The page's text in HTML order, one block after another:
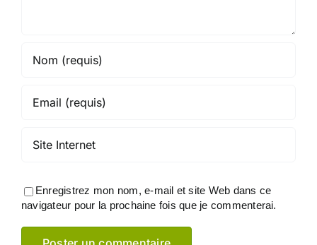
Enregistrez mon nom, e-mail et site Web dans ce
navigateur pour la prochaine fois que je commenterai.